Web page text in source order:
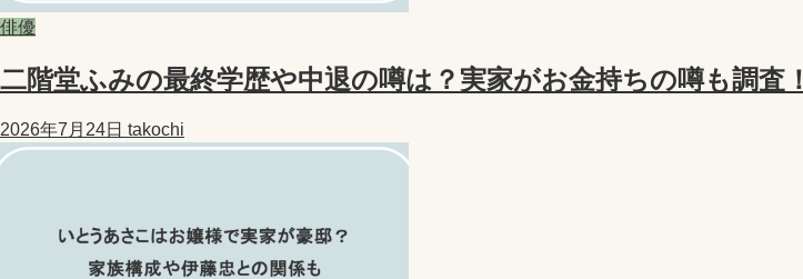
俳優
二階堂ふみの最終学歴や中退の噂は？実家がお金持ちの噂も調査！
2026年7月24日 takochi